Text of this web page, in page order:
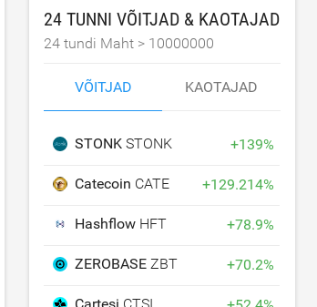
24 TUNNI VÕITJAD & KAOTAJAD
24 tundi Maht > 10000000
VÕITJAD KAOTAJAD
STONKSTONK +139%
Catecoin CATE +129.214%
Hashflow HFT +78.9%
ZEROBASEZBT +70.2%